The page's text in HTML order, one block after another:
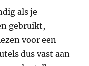
als je
gebruikt,
voor een
dus vast aan